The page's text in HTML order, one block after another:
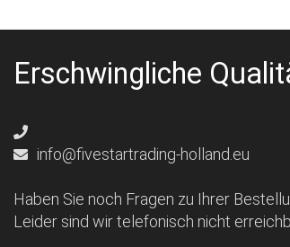
Erschwingliche
info@fivestartrading-holland.eu
Haben Sie noch Fragen zu Ihrer
Leider sind wir telefonisch nicht